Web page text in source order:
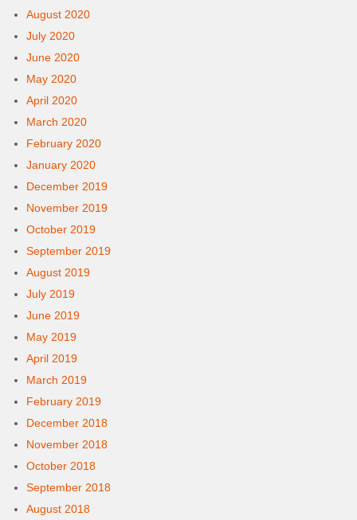
August 2020
July 2020
June 2020
May 2020
April 2020
March 2020
February 2020
January 2020
December 2019
November 2019
October 2019
September 2019
August 2019
July 2019
June 2019
May 2019
April 2019
March 2019
February 2019
December 2018
November 2018
October 2018
September 2018
August 2018